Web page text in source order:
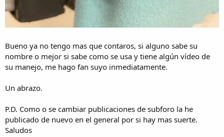
Bueno ya no tengo mas que contaros, si alguno sabe su
nombre o mejor si sabe como se usa y tiene algún vídeo de
su manejo, me hago fan suyo inmediatamente.
Un abrazo.
P.D. Como o se cambiar publicaciones de subforo la he
publicado de nuevo en el general por si hay mas suerte.
Saludos